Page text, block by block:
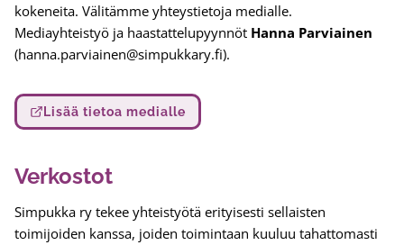
kokeneita. Välitämme yhteystietoja medialle.
Mediayhteistyö ja haastattelupyynnöt Hanna Parviainen
(hanna.parviainen@simpukkary.fi).
Lisää tietoa medialle
Verkostot
Simpukka ry tekee yhteistyötä erityisesti sellaisten
toimijoiden kanssa, joiden toimintaan kuuluu tahattomasti